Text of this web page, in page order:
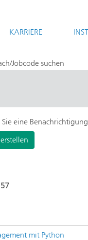
KARRIERE
"Praktikum".
eine
57
mit Python